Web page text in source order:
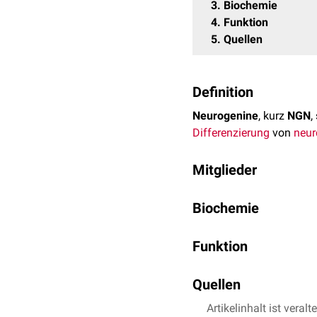
3 Biochemie
4 Funktion
5 Quellen
Definition
Neurogenine, kurz NGN,
Differenzierung von
Mitglieder
Neurogenin 1
Neurogenin 3
Biochemie
(bHLH), durch die sie
Funktion
Embryonalentwicklung
sie sowohl notwendig
Quellen
Ma et al.
Artikelinhalt ist